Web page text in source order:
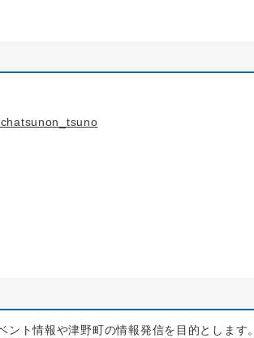
ト情報や津野町の情報発信を目的とします。